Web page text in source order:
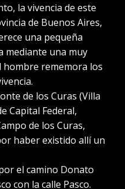
la vivencia de este
de Buenos Aires,
una pequeña
mediante una muy
hombre rememora los
de los Curas (Villa
Capital Federal,
de los Curas,
haber existido allí un
el camino Donato
con la calle Pasco.